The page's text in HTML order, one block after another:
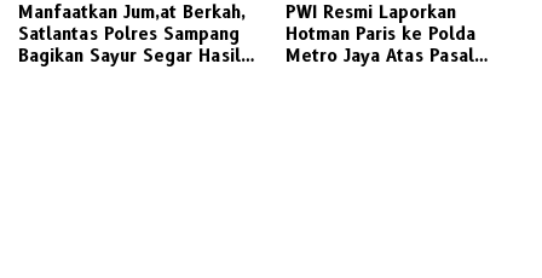
Manfaatkan Jum,at Berkah,
Satlantas Polres Sampang
Bagikan Sayur Segar Hasil
PWI Resmi Laporkan
Hotman Paris ke Polda
Metro Jaya Atas Pasal